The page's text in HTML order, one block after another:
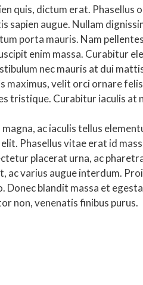
quis, dictum erat. Phasellus
sapien augue. Nullam
porta mauris. Nam
enim massa. Curabitur
nec mauris at dui
maximus, velit orci ornare
tristique. Curabitur iaculis at
ac iaculis tellus
Phasellus vitae erat id
placerat urna, ac
ac varius augue interdum.
Donec blandit massa et
non, venenatis finibus purus.